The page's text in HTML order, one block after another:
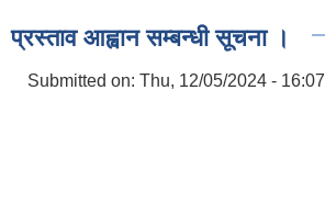
प्रस्ताव आह्वान सम्बन्धी सूचना ।
Submitted on: Thu, 12/05/2024 - 16:07